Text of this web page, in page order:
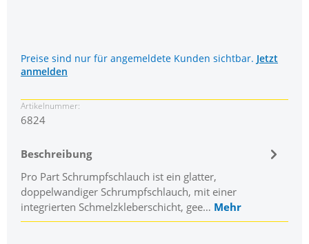
Preise sind nur für angemeldete Kunden sichtbar. Jetzt
anmelden
Artikelnummer:
6824
Beschreibung
Pro Part Schrumpfschlauch ist ein glatter,
doppelwandiger Schrumpfschlauch, mit einer
integrierten Schmelzkleberschicht, gee… Mehr